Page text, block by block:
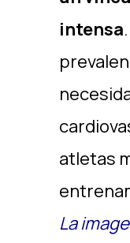
intensa
atletas
La